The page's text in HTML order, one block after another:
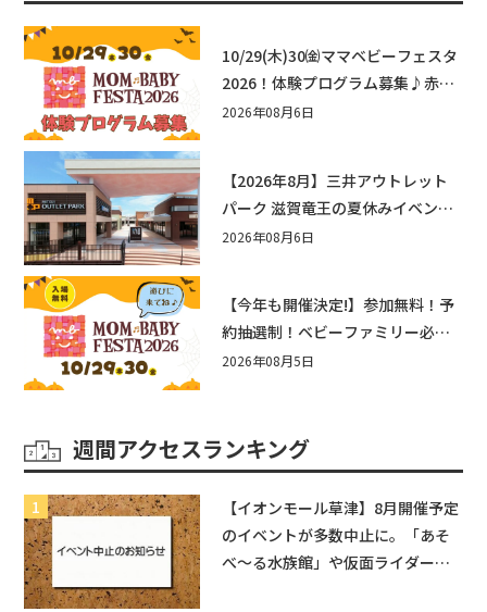
10/29(木)30㈮ママベビーフェスタ
2026！体験プログラム募集♪赤ち
ゃん向けイベントに出演しません
2026年08月6日
【2026年8月】三井アウトレット
パーク 滋賀竜王の夏休みイベント
まとめ！びしょぬれ水あそび・激
2026年08月6日
【今年も開催決定!】参加無料！予
約抽選制！ベビーファミリー必見
☆入場無料☆10/29(木)30(金)ママ
2026年08月5日
週間アクセスランキング
【イオンモール草津】8月開催予定
のイベントが多数中止に。「あそ
べ〜る水族館」や仮面ライダーシ